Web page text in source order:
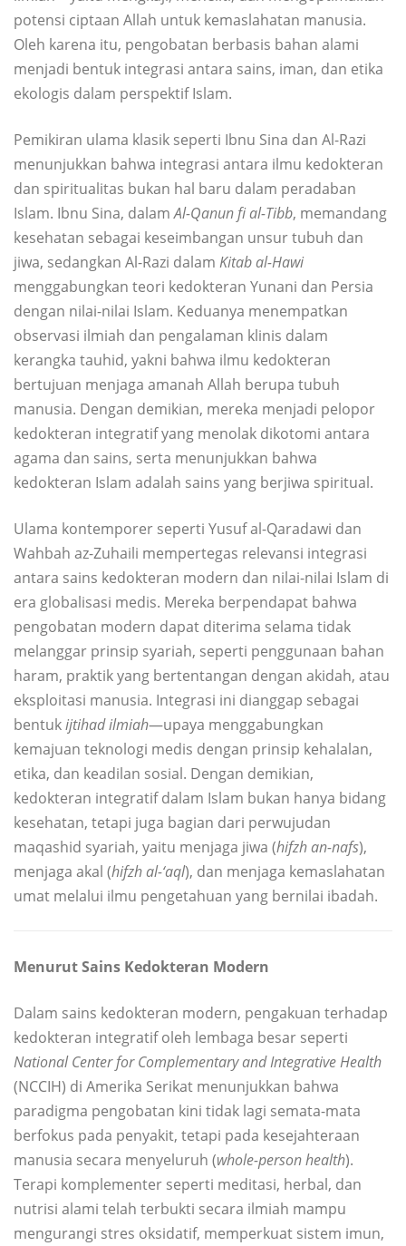
potensi ciptaan Allah untuk kemaslahatan manusia.
Oleh karena itu, pengobatan berbasis bahan alami
menjadi bentuk integrasi antara sains, iman, dan etika
ekologis dalam perspektif Islam.
Pemikiran ulama klasik seperti Ibnu Sina dan Al-Razi
menunjukkan bahwa integrasi antara ilmu kedokteran
dan spiritualitas bukan hal baru dalam peradaban
Islam. Ibnu Sina, dalamAl-Qanun fi al-Tibb, memandang
kesehatan sebagai keseimbangan unsur tubuh dan
jiwa, sedangkan Al-Razi dalam Kitab al-Hawi
menggabungkan teori kedokteran Yunani dan Persia
dengan nilai-nilai Islam. Keduanya menempatkan
observasi ilmiah dan pengalaman klinis dalam
kerangka tauhid, yakni bahwa ilmu kedokteran
bertujuan menjaga amanah Allah berupa tubuh
manusia. Dengan demikian, mereka menjadi pelopor
kedokteran integratif yang menolak dikotomi antara
agama dan sains, serta menunjukkan bahwa
kedokteran Islam adalah sains yang berjiwa spiritual.
Ulama kontemporer seperti Yusuf al-Qaradawi dan
Wahbah az-Zuhaili mempertegas relevansi integrasi
antara sains kedokteran modern dan nilai-nilai Islam di
era globalisasi medis. Mereka berpendapat bahwa
pengobatan modern dapat diterima selama tidak
melanggar prinsip syariah, seperti penggunaan bahan
haram, praktik yang bertentangan dengan akidah, atau
eksploitasi manusia. Integrasi ini dianggap sebagai
bentukijtihad ilmiah—upaya menggabungkan
kemajuan teknologi medis dengan prinsip kehalalan,
etika, dan keadilan sosial. Dengan demikian,
kedokteran integratif dalam Islam bukan hanya bidang
kesehatan, tetapi juga bagian dari perwujudan
maqashid syariah, yaitu menjaga jiwa (hifzh an-nafs),
menjaga akal (hifzh al-‘aql), dan menjaga kemaslahatan
umat melalui ilmu pengetahuan yang bernilai ibadah.
Menurut Sains Kedokteran Modern
Dalam sains kedokteran modern, pengakuan terhadap
kedokteran integratif oleh lembaga besar seperti
National Center for Complementary and Integrative Health
(NCCIH) di Amerika Serikat menunjukkan bahwa
paradigma pengobatan kini tidak lagi semata-mata
berfokus pada penyakit, tetapi pada kesejahteraan
manusia secara menyeluruh (whole-person health).
Terapi komplementer seperti meditasi, herbal, dan
nutrisi alami telah terbukti secara ilmiah mampu
mengurangi stres oksidatif, memperkuat sistem imun,